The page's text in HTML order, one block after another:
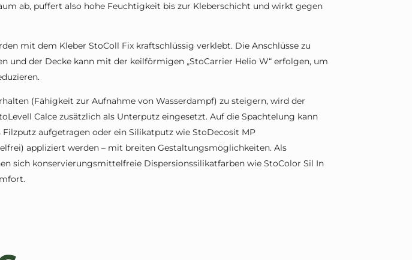
ab, puffert also hohe Feuchtigkeit bis zur Kleberschicht und wirkt gegen
mit dem Kleber StoColl Fix kraftschlüssig verklebt. Die Anschlüsse zu
und der Decke kann mit der keilförmigen „StoCarrier Helio W“ erfolgen, um
(Fähigkeit zur Aufnahme von Wasserdampf) zu steigern, wird der
Calce zusätzlich als Unterputz eingesetzt. Auf die Spachtelung kann
Filzputz aufgetragen oder ein Silikatputz wie StoDecosit MP
appliziert werden – mit breiten Gestaltungsmöglichkeiten. Als
sich konservierungsmittelfreie Dispersionssilikatfarben wie StoColor Sil In